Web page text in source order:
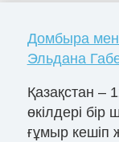
Домбыра мен
Эльдана
Қазақстан –
өкілдері бір
ғұмыр кешіп